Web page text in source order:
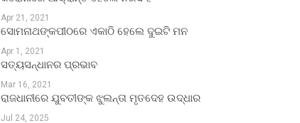
Apr 21, 2021
ସୋମନାଥଙ୍କପୀଠରେ ଏକାଠି ହେଲେ ଦୁଇଟି ମନ
Apr 1, 2021
ସତ୍ୟସନ୍ଧାନର ପ୍ରଭାବ
Mar 16, 2021
ରାଜଧାନୀରେ ଯୁବତୀଙ୍କ ଝୁଲନ୍ତା ମୃତଦେହ ଉଦ୍ଧାର
Jul 24, 2025